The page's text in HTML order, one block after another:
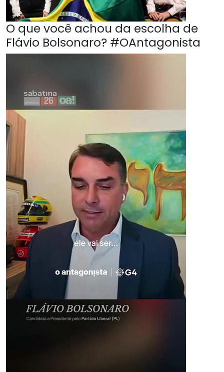
O que você achou da escolha de
Flávio Bolsonaro? #OAntagonista